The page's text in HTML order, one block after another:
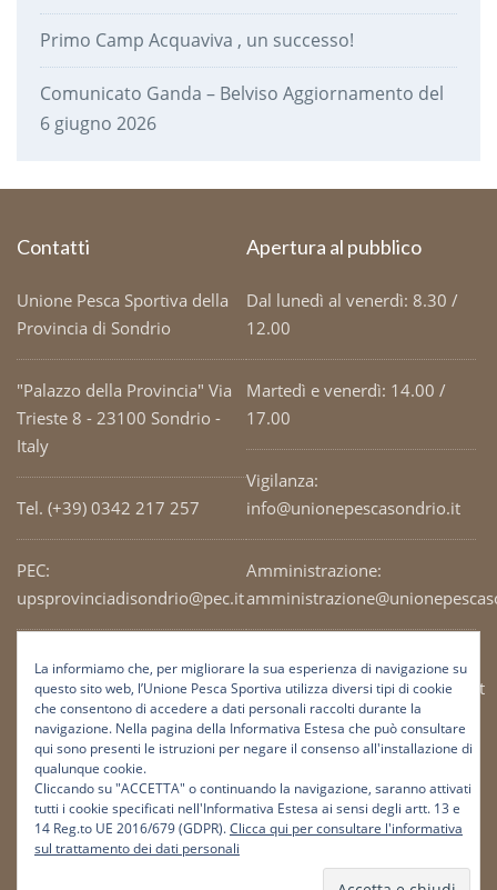
Primo Camp Acquaviva , un successo!
Comunicato Ganda – Belviso Aggiornamento del
6 giugno 2026
Contatti
Unione Pesca Sportiva della
Provincia di Sondrio
"Palazzo della Provincia" Via
Trieste 8 - 23100 Sondrio -
Italy
Tel. (+39) 0342 217 257
PEC:
upsprovinciadisondrio@pec.it
Codice Fiscale: 93003690141
Apertura al pubblico
Dal lunedì al venerdì: 8.30 /
12.00
Martedì e venerdì: 14.00 /
17.00
Vigilanza:
info@unionepescasondrio.it
Amministrazione:
Ufficio tecnico:
tecnico@unionepescasondrio.it
Informazioni:
info@unionepescasondrio.it
La informiamo che, per migliorare la sua esperienza di navigazione su
questo sito web, l’Unione Pesca Sportiva utilizza diversi tipi di cookie
che consentono di accedere a dati personali raccolti durante la
navigazione. Nella pagina della Informativa Estesa che può consultare
qui sono presenti le istruzioni per negare il consenso all'installazione di
qualunque cookie.
Cliccando su "ACCETTA" o continuando la navigazione, saranno attivati
tutti i cookie specificati nell'Informativa Estesa ai sensi degli artt. 13 e
14 Reg.to UE 2016/679 (GDPR).Clicca qui per consultare l'informativa
sul trattamento dei dati personali